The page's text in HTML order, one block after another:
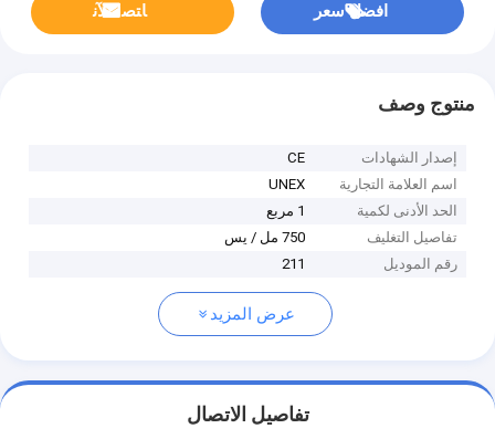
افضل سعر ﺎﺘﺼﻟ ﺍﻶﻧ
منتوج وصف
إصدار الشهادات
CE
اسم العلامة التجارية
UNEX
الحد الأدنى لكمية
1 مربع
تفاصيل التغليف
750 مل / يس
رقم الموديل
211
عرض المزيد
تفاصيل الاتصال